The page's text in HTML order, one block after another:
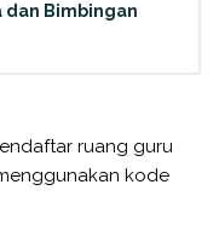
dan Bimbingan
ruang guru
kode